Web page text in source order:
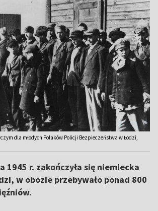
dla młodych Polaków Policji Bezpieczeństwa w Łodzi,
1945 r. zakończyła się niemiecka
w obozie przebywało ponad 800